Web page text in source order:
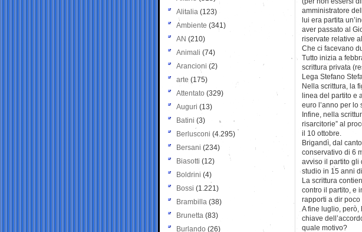
amministratore
lui era partita
aver passato al
riservate relative
Che ci facevano
Tutto inizia a
scrittura privata
Lega Stefano
Nella scrittura, la
linea del partito e
euro l’anno per lo
Infine, nella
risarcitorie” al
il 10 ottobre.
Brigandì, dal
conservativo di 6
avviso il partito gli
studio in 15 anni
La scrittura
contro il partito, e
rapporti a dir
A fine luglio,
chiave
quale motivo?
Alitalia (123)
Ambiente (341)
AN (210)
Animali (74)
Arancioni (2)
arte (175)
Attentato (329)
Auguri (13)
Batini (3)
Berlusconi (4.295)
Bersani (234)
Biasotti (12)
Boldrini (4)
Bossi (1.221)
Brambilla (38)
Brunetta (83)
Burlando (26)